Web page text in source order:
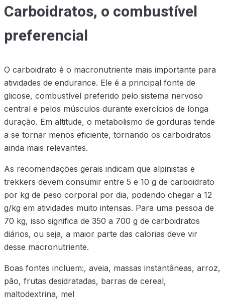
Carboidratos, o combustível
preferencial
O carboidrato é o macronutriente mais importante para
atividades de endurance. Ele é a principal fonte de
glicose, combustível preferido pelo sistema nervoso
central e pelos músculos durante exercícios de longa
duração. Em altitude, o metabolismo de gorduras tende
a se tornar menos eficiente, tornando os carboidratos
ainda mais relevantes.
As recomendações gerais indicam que alpinistas e
trekkers devem consumir entre 5 e 10 g de carboidrato
por kg de peso corporal por dia, podendo chegar a 12
g/kg em atividades muito intensas. Para uma pessoa de
70 kg, isso significa de 350 a 700 g de carboidratos
diários, ou seja, a maior parte das calorias deve vir
desse macronutriente.
Boas fontes incluem:, aveia, massas instantâneas, arroz,
pão, frutas desidratadas, barras de cereal,
maltodextrina, mel